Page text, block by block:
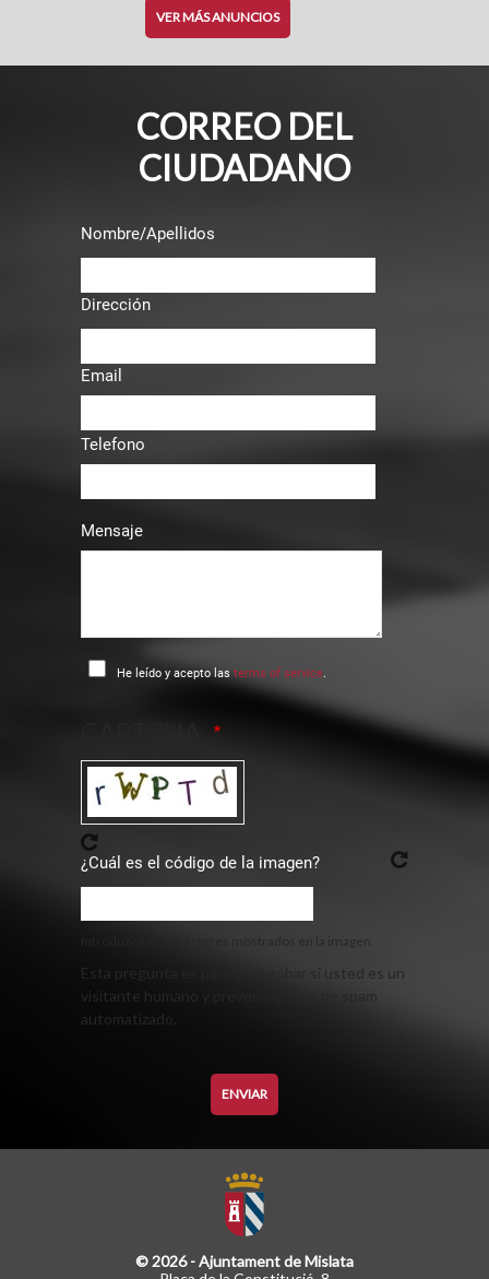
VER MÁS ANUNCIOS
CORREO DEL
CIUDADANO
Nombre/Apellidos
Dirección
Email
Telefono
Mensaje
He leído y acepto las terms of service.
¿Cuál es el código de la imagen?
Introduzca los caracteres mostrados en la imagen.
Esta pregunta es para comprobar si usted es un
visitante humano y prevenir envíos de spam
automatizado.
© 2026 - Ajuntament de Mislata